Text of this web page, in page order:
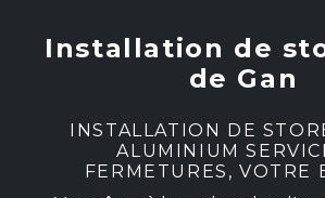
Installation de
de Gan
INSTALLATION DE
ALUMINIUM
FERMETURES, VOTRE